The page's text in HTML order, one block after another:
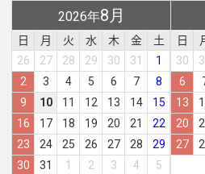
2026年8月
日 月 火 水 木 金 土
26 27 28 29 30 31
1
2
3 4 5 6 7
8
9
10 11 12 13 14
15
16
17 18 19 20 21
22
23
24 25 26 27 28
29
30
31 1 2 3 4 5
日
30
6
13
20
27